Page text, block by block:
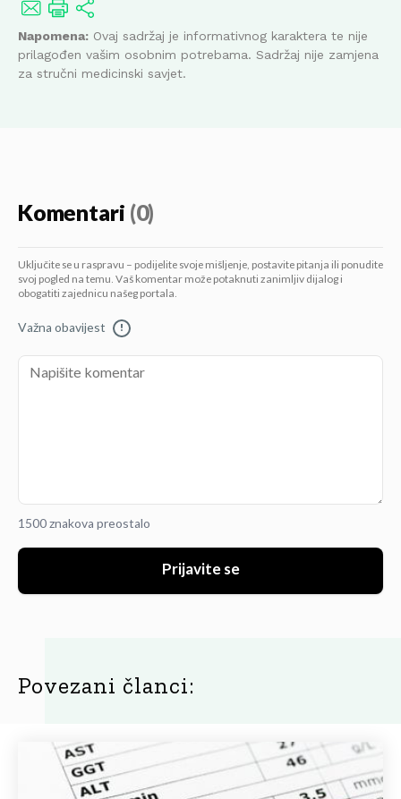
Napomena: Ovaj sadržaj je informativnog karaktera te nije
prilagođen vašim osobnim potrebama. Sadržaj nije zamjena
za stručni medicinski savjet.
Komentari (0)
Uključite se u raspravu – podijelite svoje mišljenje, postavite pitanja ili ponudite
svoj pogled na temu. Vaš komentar može potaknuti zanimljiv dijalog i
obogatiti zajednicu našeg portala.
Važna obavijest !
1500 znakova preostalo
Prijavite se
Povezani članci: